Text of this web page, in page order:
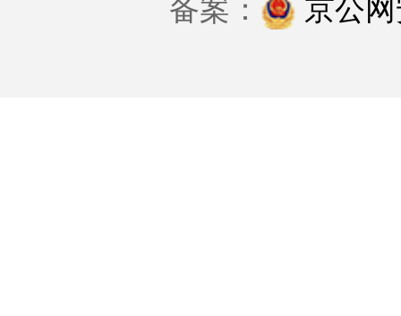
备案：
京公网